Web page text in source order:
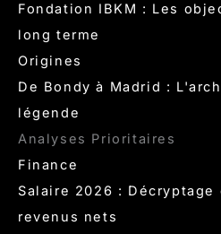
Fondation IBKM : Les
long terme
Origines
De Bondy à Madrid :
légende
Analyses Prioritaires
Finance
Salaire 2026 :
revenus nets